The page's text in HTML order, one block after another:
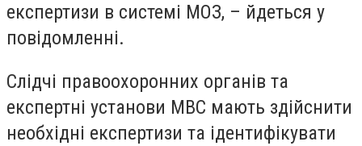
експертизи в системі МОЗ, – йдеться у
повідомленні.
Слідчі правоохоронних органів та
експертні установи МВС мають здійснити
необхідні експертизи та ідентифікувати